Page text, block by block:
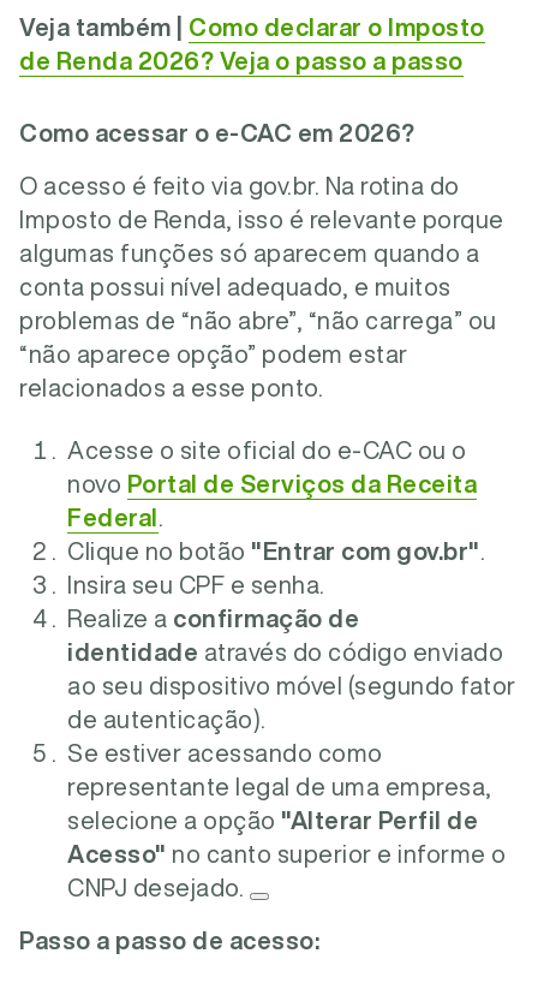
Veja também |
Como declarar o Imposto
de Renda 2026? Veja o passo a passo
Como acessar o e-CAC em 2026?
O acesso é feito via gov.br. Na rotina do
Imposto de Renda, isso é relevante porque
algumas funções só aparecem quando a
conta possui nível adequado, e muitos
problemas de “não abre”, “não carrega” ou
“não aparece opção” podem estar
relacionados a esse ponto.
Acesse o site oficial do e-CAC ou o
novo Portal de Serviços da Receita
Federal
Clique no botão "Entrar com gov.br"
Insira seu CPF e senha.
Realize a confirmação de
identidade através do código enviado
ao seu dispositivo móvel (segundo fator
de autenticação).
Se estiver acessando como
representante legal de uma empresa,
selecione a opção "Alterar Perfil de
Acesso" no canto superior e informe o
CNPJ desejado.
Passo a passo de acesso: